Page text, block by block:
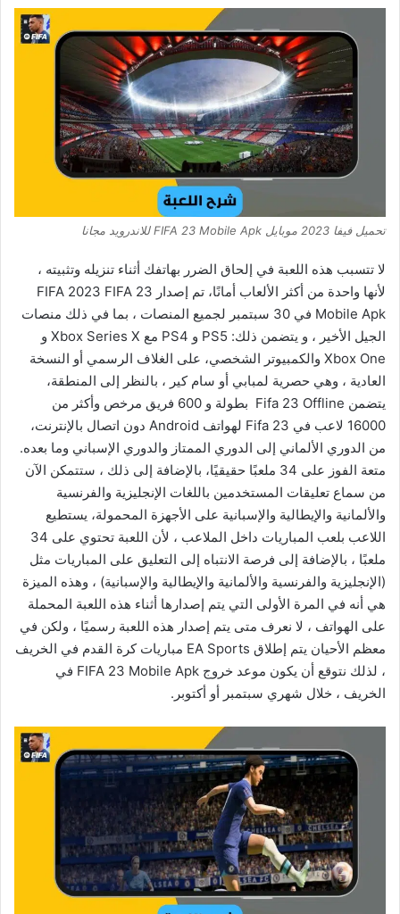
تحميل فيفا 2023 موبايل FIFA 23 Mobile Apk للاندرويد مجانا
لا تتسبب هذه اللعبة في إلحاق الضرر بهاتفك أثناء تنزيله وتثبيته ،
لأنها واحدة من أكثر الألعاب أمانًا، تم إصدار FIFA 2023 FIFA 23
Mobile Apk في 30 سبتمبر لجميع المنصات ، بما في ذلك منصات
الجيل الأخير ، و يتضمن ذلك: PS5 و PS4 مع Xbox Series X و
Xbox One والكمبيوتر الشخصي، على الغلاف الرسمي أو النسخة
العادية ، وهي حصرية لمبابي أو سام كير ، بالنظر إلى المنطقة،
يتضمن Fifa 23 Offline بطولة و 600 فريق مرخص وأكثر من
16000 لاعب في Fifa 23 لهواتف Android دون اتصال بالإنترنت،
من الدوري الألماني إلى الدوري الممتاز والدوري الإسباني وما بعده.
متعة الفوز على 34 ملعبًا حقيقيًا، بالإضافة إلى ذلك ، ستتمكن الآن
من سماع تعليقات المستخدمين باللغات الإنجليزية والفرنسية
والألمانية والإيطالية والإسبانية على الأجهزة المحمولة، يستطيع
اللاعب بلعب المباريات داخل الملاعب ، لأن اللعبة تحتوي على 34
ملعبًا ، بالإضافة إلى فرصة الانتباه إلى التعليق على المباريات مثل
(الإنجليزية والفرنسية والألمانية والإيطالية والإسبانية) ، وهذه الميزة
هي أنه في المرة الأولى التي يتم إصدارها أثناء هذه اللعبة المحملة
على الهواتف ، لا نعرف متى يتم إصدار هذه اللعبة رسميًا ، ولكن في
معظم الأحيان يتم إطلاق EA Sports مباريات كرة القدم في الخريف
، لذلك نتوقع أن يكون موعد خروج FIFA 23 Mobile Apk في
الخريف ، خلال شهري سبتمبر أو أكتوبر.